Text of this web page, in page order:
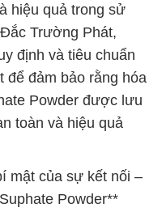
hiệu quả trong sử
Trường Phát,
định và tiêu chuẩn
để đảm bảo rằng hóa
Powder được lưu
toàn và hiệu quả
mật của sự kết nối –
Powder**